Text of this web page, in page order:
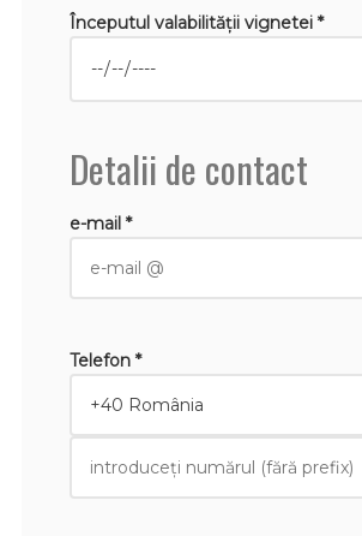
Începutul valabilităţii vignetei *
Detalii de contact
e-mail *
Telefon *